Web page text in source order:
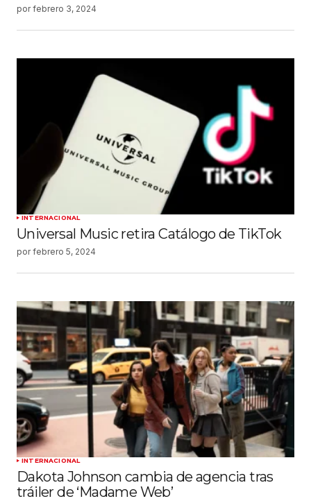
por febrero 3, 2024
INTERNACIONAL
Universal Music retira Catálogo de TikTok
por febrero 5, 2024
INTERNACIONAL
Dakota Johnson cambia de agencia tras
tráiler de ‘Madame Web’